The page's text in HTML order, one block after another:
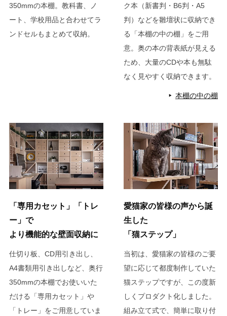
350mmの本棚。教科書、ノ
ート、学校用品と合わせてラ
ンドセルもまとめて収納。
ク本（新書判・B6判・A5
判）などを雛壇状に収納でき
る「本棚の中の棚」をご用
意。奥の本の背表紙が見える
ため、大量のCDや本も無駄
なく見やすく収納できます。
本棚の中の棚
「専用カセット」「トレ
ー」で
より機能的な壁面収納に
仕切り板、CD用引き出し、
A4書類用引き出しなど、奥行
350mmの本棚でお使いいた
だける「専用カセット」や
「トレー」をご用意していま
愛猫家の皆様の声から誕
生した
「猫ステップ」
当初は、愛猫家の皆様のご要
望に応じて都度制作していた
猫ステップですが、この度新
しくプロダクト化しました。
組み立て式で、簡単に取り付